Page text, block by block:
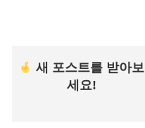
새 포스트를 받아보
세요!